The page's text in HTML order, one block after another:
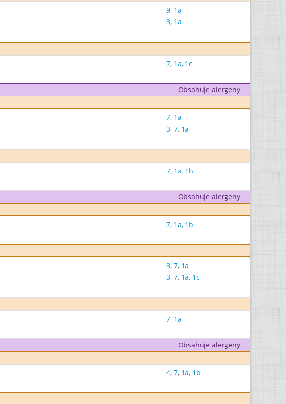
9, 1a
3, 1a
7, 1a, 1c
Obsahuje alergeny
7, 1a
3, 7, 1a
7, 1a, 1b
Obsahuje alergeny
7, 1a, 1b
3, 7, 1a
3, 7, 1a, 1c
7, 1a
Obsahuje alergeny
4, 7, 1a, 1b